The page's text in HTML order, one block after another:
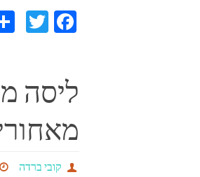
Fa
o
o
k
T
erליסה
קובי ברדה